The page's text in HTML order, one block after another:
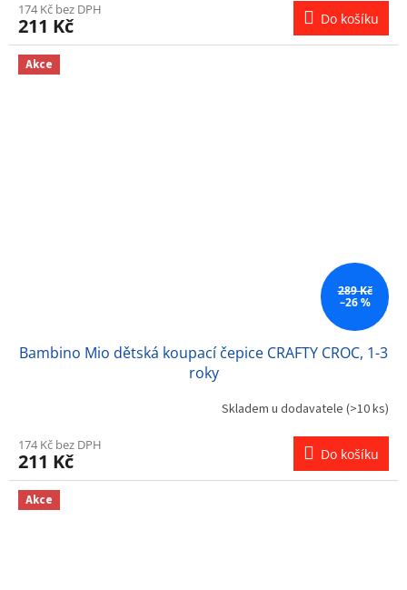
174 Kč bez DPH
211 Kč Do košíku
Akce
289 Kč
–26 %
Bambino Mio dětská koupací čepice CRAFTY CROC, 1-3
roky
Skladem u dodavatele (>10 ks)
174 Kč bez DPH
211 Kč Do košíku
Akce